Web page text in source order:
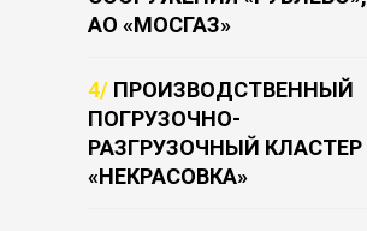
АО «МОСГАЗ»
4/ ПРОИЗВОДСТВЕННЫЙ
ПОГРУЗОЧНО-
РАЗГРУЗОЧНЫЙ КЛАСТЕР
«НЕКРАСОВКА»